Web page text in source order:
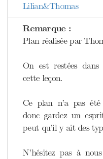
Lilian&Thomas
Remarque :
Plan réalisée par
On est restées dans
cette leçon.
Ce plan n’a pas
donc gardez un
peut qu’il y ait des
N’hésitez pas à